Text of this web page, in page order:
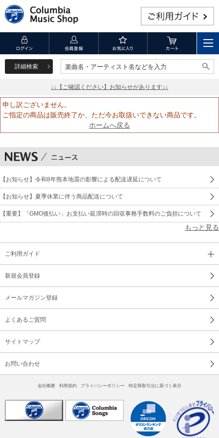
詳細検索 楽曲名・アーティスト名などを入力
楽曲名・アーティスト名などを入力
↓↓【ご確認ください】お知らせがあります↓↓
申し訳ございません。
ご指定の商品は販売終了か、ただ今お取扱いできない商品です。
ホームへ戻る
【お知らせ】令和8年熊本地震の影響による配送遅延について
【お知らせ】夏季休業に伴う商品配送について
【重要】「GMO後払い」お支払い延滞時の回収事務手数料のご負担について
もっと見る
ご利用ガイド
新規会員登録
メールマガジン登録
よくあるご質問
サイトマップ
お問い合わせ
会社概要 利用規約 プライバシーポリシー 特定商取引法に基づく表示